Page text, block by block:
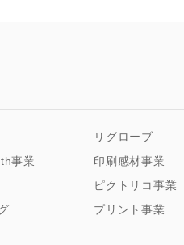
事業
リグローブ
印刷感材事業
ピクトリコ事業
プリント事業